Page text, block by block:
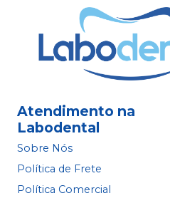
Atendimento na
Labodental
Sobre Nós
Política de Frete
Política Comercial